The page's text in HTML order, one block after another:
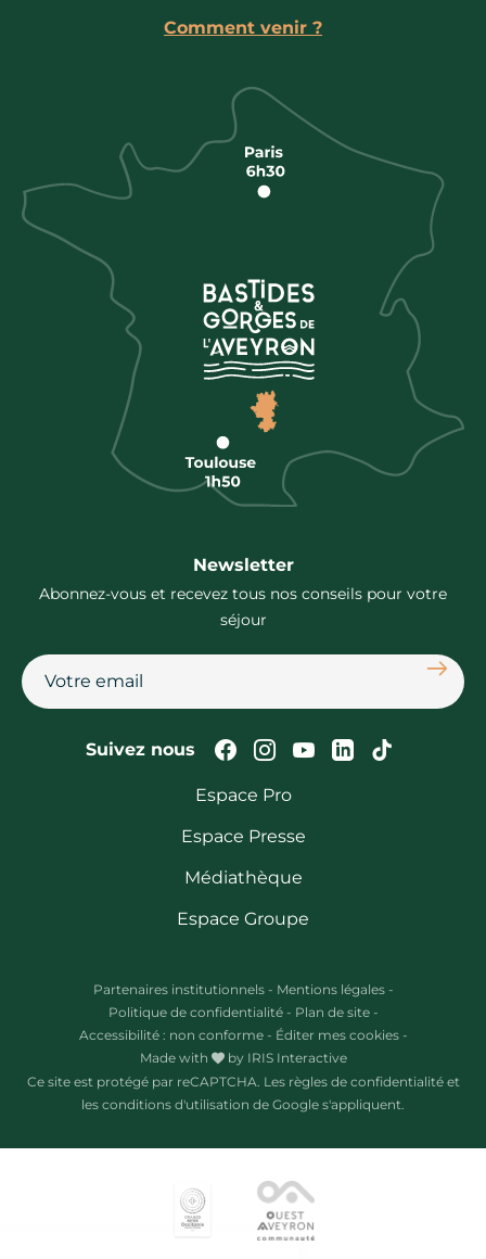
Comment venir ?
Newsletter
Abonnez-vous et recevez tous nos conseils pour votre
séjour
Suivez nous Suivez-nous sur
Suivez-nous sur
Suivez-nous
Suivez-Suivez-
Espace Pro
Espace Presse
Médiathèque
Espace Groupe
Partenaires institutionnels - Mentions légales -
Politique de confidentialité - Plan de site -
Accessibilité : non conforme - Éditer mes cookies -
Made with
by IRIS Interactive
Ce site est protégé par reCAPTCHA. Les règles de confidentialitéet
les conditions d'utilisation de Google s'appliquent.